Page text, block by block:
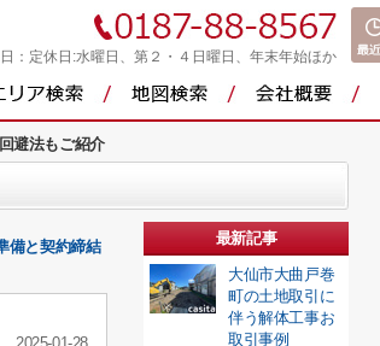
： 定休日:水曜日、第２・４日曜日、年末年始ほか
避法もご紹介
備と契約締結
最新記事
大仙市大曲戸巻
町の土地取引に
伴う解体工事お
取引事例